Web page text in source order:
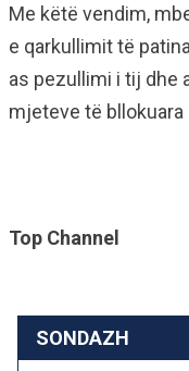
Me këtë vendim,
e qarkullimit të
as pezullimi i tij dhe
mjeteve të bllokuara
Top Channel
SONDAZH